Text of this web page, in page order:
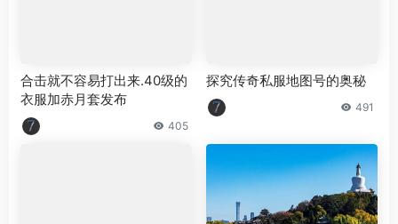
合击就不容易打出来.40级的
衣服加赤月套发布
405
探究传奇私服地图号的奥秘
491